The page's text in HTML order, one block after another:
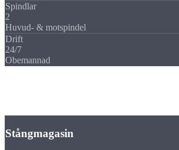
Spindlar
2
Huvud- & motspindel
Drift
24/7
Obemannad
Stångmagasin